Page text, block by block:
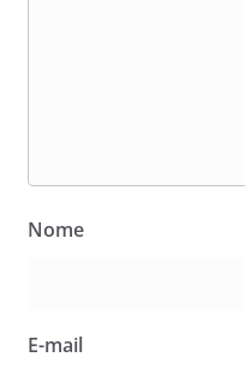
Nome
E-mail